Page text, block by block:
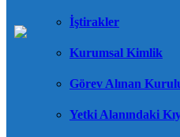
İştirakler
Kurumsal Kimlik
Görev Alınan
Yetki Alanındaki